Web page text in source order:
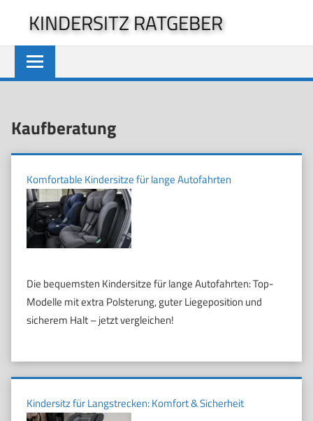
springen
KINDERSITZ RATGEBER
Kaufberatung
Komfortable Kindersitze für lange Autofahrten
Die bequemsten Kindersitze für lange Autofahrten: Top-
Modelle mit extra Polsterung, guter Liegeposition und
sicherem Halt – jetzt vergleichen!
Kindersitz für Langstrecken: Komfort & Sicherheit